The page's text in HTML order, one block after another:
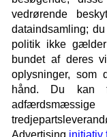
vedrørende
dataindsamling;
politik ikke
bundet af deres
oplysninger, som
hånd. Du kan
Advertising initiativ